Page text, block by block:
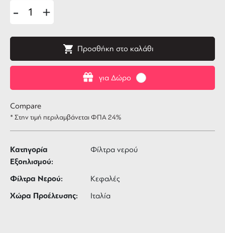
για Δώρο
- +
Προσθήκη στο καλάθι
Compare
* Στην τιμή περιλαμβάνεται ΦΠΑ 24%
Κατηγορία
Εξοπλισμού:
Φίλτρα νερού
Φίλτρα Νερού: Κεφαλές
Χώρα Προέλευσης: Ιταλία